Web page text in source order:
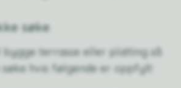
søke
bygge terrasse eller platting så
hvis følgende er oppfylt: